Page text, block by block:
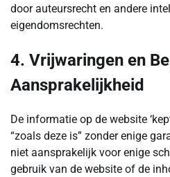
door auteursrecht en andere
eigendomsrechten.
4. Vrijwaringen en
Aansprakelijkheid
De informatie op de website
“zoals deze is” zonder enige
niet aansprakelijk voor enige
gebruik van de website of de